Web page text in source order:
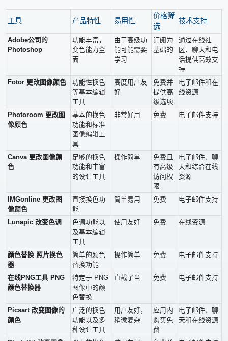
工具 产品特性 易用性
价格筛
选
技术支持
Adobe公司的
Photoshop
功能丰富，
变色能力全
面
由于高级功
能可能需要
学习
订阅为
基础的
通过在线社
区、聊天和电
话提供高效支
持
Fotor 更改图像颜色
功能性换色
等基本编辑
工具
高度用户友
好
免费并
提供高
级选项
电子邮件和在
线资源
Photoroom 更改图
像颜色
基本的换色
功能和标准
图像编辑工
具
非常好用 免费 电子邮件支持
Canva 更改图像颜
色
足够的换色
功能和丰富
的设计工具
操作简单
免费且
有高级
访问权
限
电子邮件、聊
天和综合在线
资源
IMGonline 更改图
像颜色
直接换色功
能
简单易用 免费 电子邮件支持
Lunapic 改变色调
色调功能以
及基本编辑
工具
使用友好 免费 在线资源
颜色替换 照片换色
器
简单的颜色
替换功能
操作简单 免费 电子邮件支持
在线PNG工具 PNG
颜色替换器
特定于 PNG
图像中的颜
色替换
直截了当 免费 电子邮件支持
Picsart 改变图像的
颜色
广泛的换色
功能以及多
种设计工具
用户友好，
稍微复杂
应用内
购买免
费
电子邮件、聊
天和在线资源